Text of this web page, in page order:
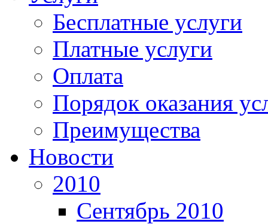
Бесплатные услуги
Платные услуги
Оплата
Порядок оказания
Преимущества
Новости
2010
Сентябрь 2010